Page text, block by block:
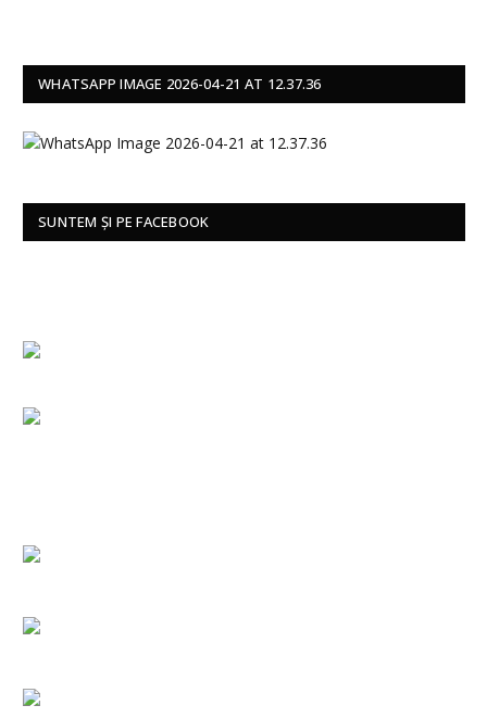
WHATSAPP IMAGE 2026-04-21 AT 12.37.36
SUNTEM ȘI PE FACEBOOK